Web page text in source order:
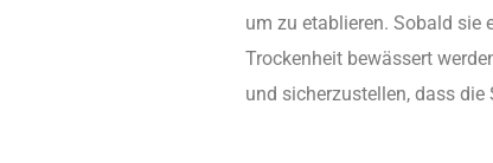
um zu etablieren. Sobald sie
Trockenheit bewässert
und sicherzustellen, dass